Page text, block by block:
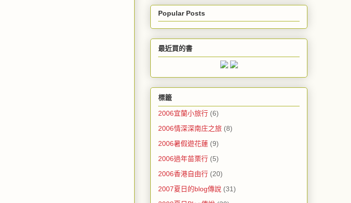
Popular Posts
最近買的書
標籤
2006宜蘭小旅行 (6)
2006情深深南庄之旅 (8)
2006暑假遊花蓮 (9)
2006過年苗栗行 (5)
2006香港自由行 (20)
2007夏日的blog傳說 (31)